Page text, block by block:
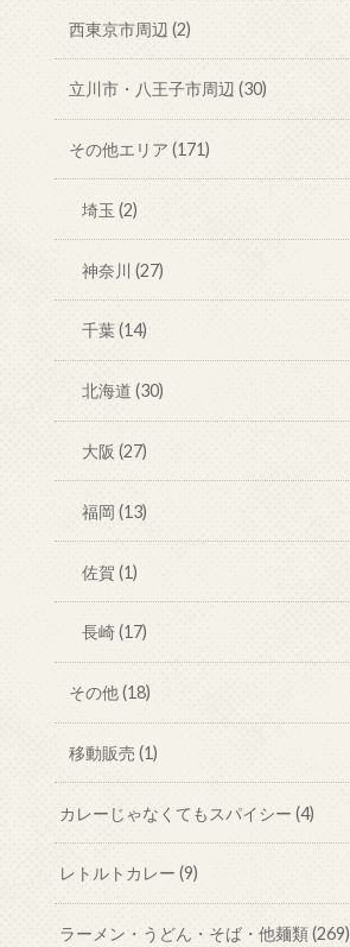
西東京市周辺 (2)
立川市・八王子市周辺 (30)
その他エリア (171)
埼玉(2)
神奈川(27)
千葉(14)
北海道(30)
大阪(27)
福岡(13)
佐賀(1)
長崎(17)
その他(18)
移動販売 (1)
カレーじゃなくてもスパイシー(4)
レトルトカレー(9)
ラーメン・うどん・そば・他麺類(269)